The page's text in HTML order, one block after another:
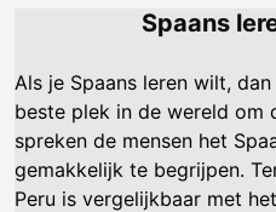
Spaans
Als je Spaans leren wilt,
beste plek in de wereld om
spreken de mensen het
gemakkelijk te begrijpen.
Peru is vergelijkbaar met